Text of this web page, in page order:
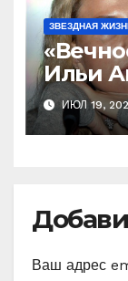
ЗВЕЗДНАЯ
Ильи
себя
ИЮЛ 19,
Ваш адрес